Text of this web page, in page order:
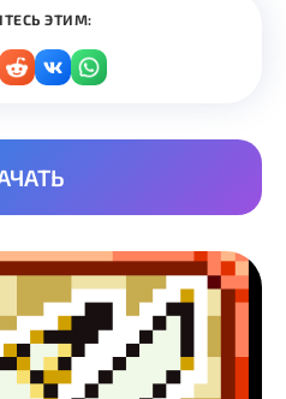
ЭТИМ: